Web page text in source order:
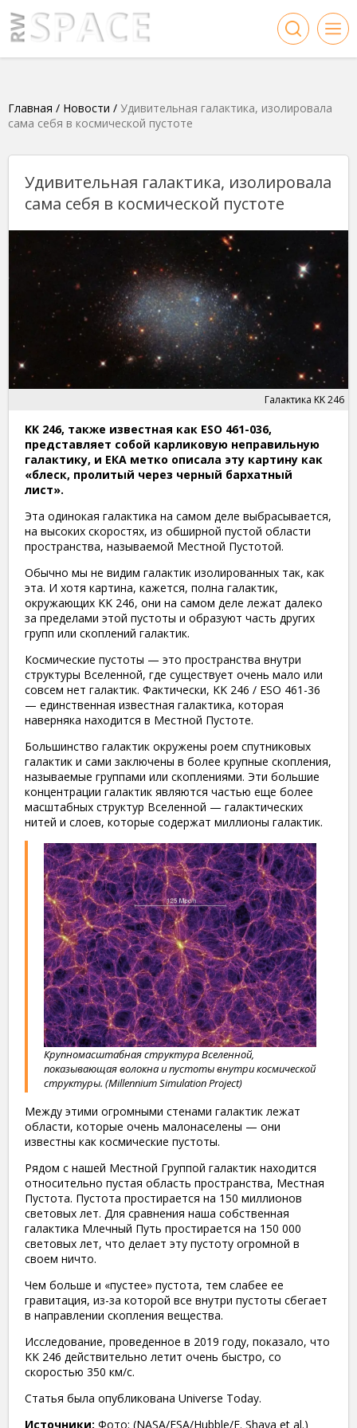
Главная / Новости / Удивительная галактика, изолировала
сама себя в космической пустоте
Удивительная галактика, изолировала
сама себя в космической пустоте
Галактика KK 246
KK 246, также известная как ESO 461-036,
представляет собой карликовую неправильную
галактику, и ЕКА метко описала эту картину как
«блеск, пролитый через черный бархатный
лист».
Эта одинокая галактика на самом деле выбрасывается,
на высоких скоростях, из обширной пустой области
пространства, называемой Местной Пустотой.
Обычно мы не видим галактик изолированных так, как
эта. И хотя картина, кажется, полна галактик,
окружающих KK 246, они на самом деле лежат далеко
за пределами этой пустоты и образуют часть других
групп или скоплений галактик.
Космические пустоты — это пространства внутри
структуры Вселенной, где существует очень мало или
совсем нет галактик. Фактически, KK 246 / ESO 461-36
— единственная известная галактика, которая
наверняка находится в Местной Пустоте.
Большинство галактик окружены роем спутниковых
галактик и сами заключены в более крупные скопления,
называемые группами или скоплениями. Эти большие
концентрации галактик являются частью еще более
масштабных структур Вселенной — галактических
нитей и слоев, которые содержат миллионы галактик.
Крупномасштабная структура Вселенной,
показывающая волокна и пустоты внутри космической
структуры. (Millennium Simulation Project)
Между этими огромными стенами галактик лежат
области, которые очень малонаселены — они
известны как космические пустоты.
Рядом с нашей Местной Группой галактик находится
относительно пустая область пространства, Местная
Пустота. Пустота простирается на 150 миллионов
световых лет. Для сравнения наша собственная
галактика Млечный Путь простирается на 150 000
световых лет, что делает эту пустоту огромной в
своем ничто.
Чем больше и «пустее» пустота, тем слабее ее
гравитация, из-за которой все внутри пустоты сбегает
в направлении скопления вещества.
Исследование, проведенное в 2019 году, показало, что
KK 246 действительно летит очень быстро, со
скоростью 350 км/с.
Статья была опубликована Universe Today.
Источники: Фото: (NASA/ESA/Hubble/E. Shaya et al.)